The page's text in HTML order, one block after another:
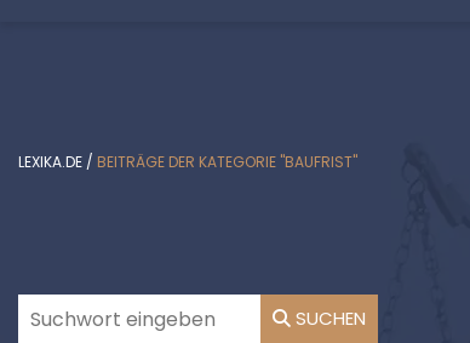
LEXIKA.DE / BEITRÄGE DER KATEGORIE "BAUFRIST"
SUCHEN